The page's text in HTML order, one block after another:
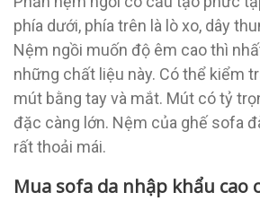
phía dưới, phía trên là lò xo, dây
Nệm ngồi muốn độ êm cao thì
những chất liệu này. Có thể kiểm
mút bằng tay và mắt. Mút có tỷ
đặc càng lớn. Nệm của ghế sofa
rất thoải mái.
Mua sofa da nhập khẩu cao